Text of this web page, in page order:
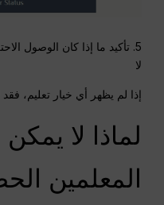
5. تأكيد ما إذا كان الوصول
لا
إذا لم يظهر أي خيار تعليم،
لماذا لا
المعلمين